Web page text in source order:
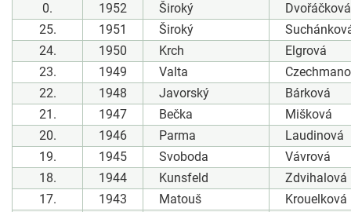
0.
1952 Široký
Dvořáčková
25.
1951 Široký
24.
1950 Krch
Elgrová
23.
1949 Valta
22.
1948 Javorský
Bárková
21.
1947 Bečka
Mišková
20.
1946 Parma
Laudinová
19.
1945 Svoboda
Vávrová
18.
1944 Kunsfeld
Zdvihalová
17.
1943 Matouš Krouelková